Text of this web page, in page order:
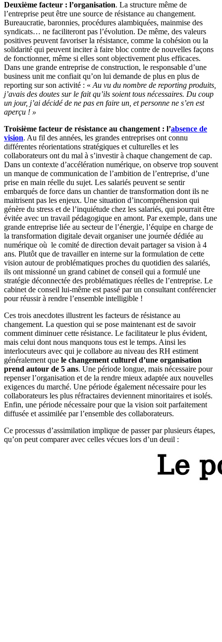
Deuxième facteur : l’organisation. La structure même de
l’entreprise peut être une source de résistance au changement.
Bureaucratie, baronnies, procédures alambiquées, mainmise des
syndicats… ne faciliteront pas l’évolution. De même, des valeurs
positives peuvent favoriser la résistance, comme la cohésion ou la
solidarité qui peuvent inciter à faire bloc contre de nouvelles façons
de fonctionner, même si elles sont objectivement plus efficaces.
Dans une grande entreprise de construction, le responsable d’une
business unit me confiait qu’on lui demande de plus en plus de
reporting sur son activité : «Au vu du nombre de reporting produits,
j’avais des doutes sur le fait qu’ils soient tous nécessaires. Du coup
un jour, j’ai décidé de ne pas en faire un, et personne ne s’en est
aperçu ! »
Troisième facteur de résistance au changement : l’absence de
vision. Au fil des années, les grandes entreprises ont connu
différentes réorientations stratégiques et culturelles et les
collaborateurs ont du mal à s’investir à chaque changement de cap.
Dans un contexte d’accélération numérique, on observe trop souvent
un manque de communication de l’ambition de l’entreprise, d’une
prise en main réelle du sujet. Les salariés peuvent se sentir
embarqués de force dans un chantier de transformation dont ils ne
maitrisent pas les enjeux. Une situation d’incompréhension qui
génère du stress et de l’inquiétude chez les salariés, qui pourrait être
évitée avec un travail pédagogique en amont. Par exemple, dans une
grande entreprise liée au secteur de l’énergie, l’équipe en charge de
la transformation digitale devait organiser une journée dédiée au
numérique où le comité de direction devait partager sa vision à 4
ans. Plutôt que de travailler en interne sur la formulation de cette
vision autour de problématiques proches du quotidien des salariés,
ils ont missionné un grand cabinet de conseil qui a formulé une
stratégie déconnectée des problématiques réelles de l’entreprise. Le
cabinet de conseil lui-même est passé par un consultant conférencier
pour réussir à rendre l’ensemble intelligible !
Ces trois anecdotes illustrent les facteurs de résistance au
changement. La question qui se pose maintenant est de savoir
comment diminuer cette résistance. Le facilitateur le plus évident,
mais celui dont nous manquons tous est le temps. Ainsi les
interlocuteurs avec qui je collabore au niveau des RH estiment
généralement que le changement culturel d’une organisation
prend autour de 5 ans. Une période longue, mais nécessaire pour
repenser l’organisation et de la rendre mieux adaptée aux nouvelles
exigences du marché. Une période également nécessaire pour les
collaborateurs les plus réfractaires deviennent minoritaires et isolés.
Enfin, une période nécessaire pour que la vision soit parfaitement
diffusée et assimilée par l’ensemble des collaborateurs.
Ce processus d’assimilation implique de passer par plusieurs étapes,
qu’on peut comparer avec celles vécues lors d’un deuil :